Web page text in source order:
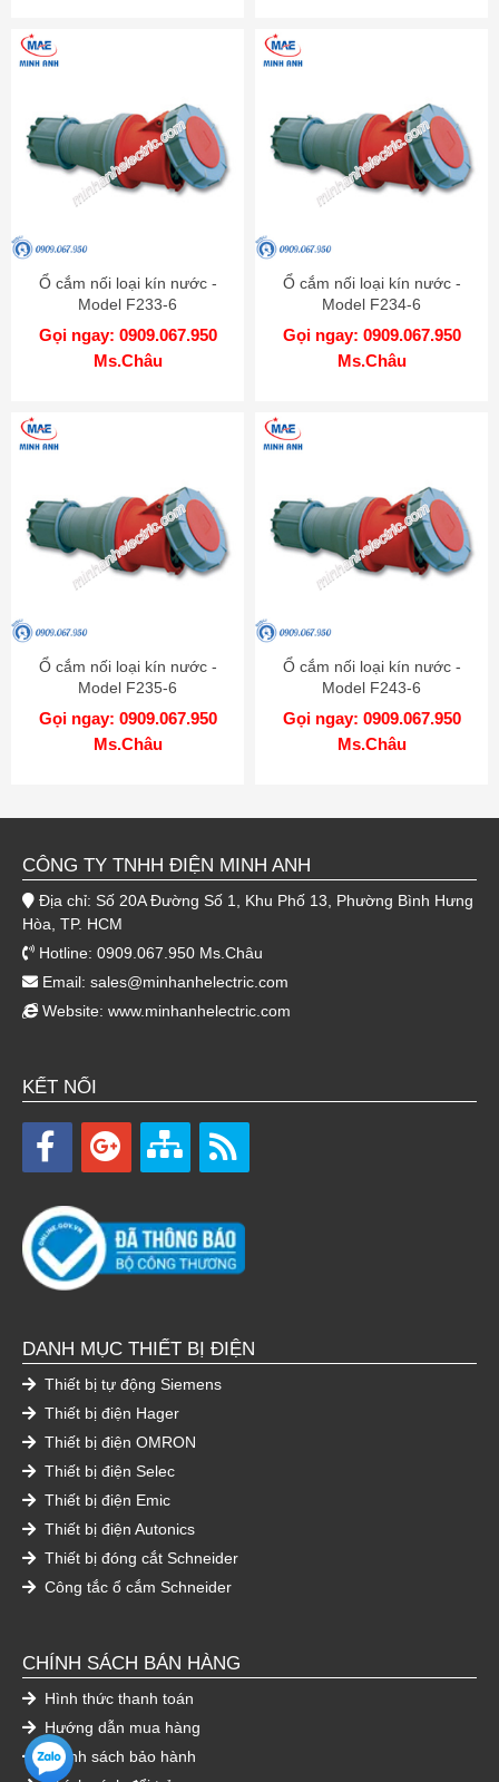
Ổ cắm nối loại kín nước -
Model F233-6
Gọi ngay: 0909.067.950
Ms.Châu
Ổ cắm nối loại kín nước -
Model F234-6
Gọi ngay: 0909.067.950
Ms.Châu
Ổ cắm nối loại kín nước -
Model F235-6
Gọi ngay: 0909.067.950
Ms.Châu
Ổ cắm nối loại kín nước -
Model F243-6
Gọi ngay: 0909.067.950
Ms.Châu
CÔNG TY TNHH ĐIỆN MINH ANH
Địa chỉ: Số 20A Đường Số 1, Khu Phố 13, Phường Bình Hưng
Hòa, TP. HCM
Hotline: 0909.067.950 Ms.Châu
Email: sales@minhanhelectric.com
Website: www.minhanhelectric.com
KẾT NỐI
DANH MỤC THIẾT BỊ ĐIỆN
Thiết bị tự động Siemens
Thiết bị điện Hager
Thiết bị điện OMRON
Thiết bị điện Selec
Thiết bị điện Emic
Thiết bị điện Autonics
Thiết bị đóng cắt Schneider
Công tắc ổ cắm Schneider
CHÍNH SÁCH BÁN HÀNG
Hình thức thanh toán
Hướng dẫn mua hàng
Chính sách bảo hành